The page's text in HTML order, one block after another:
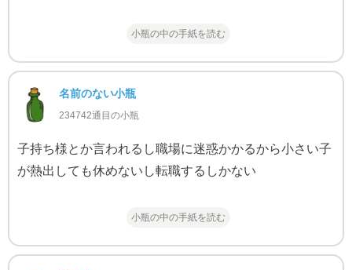
小瓶の中の手紙を読む
名前のない小瓶
234742通目の小瓶
子持ち様とか言われるし職場に迷惑かかるから小さい子
が熱出しても休めないし転職するしかない
小瓶の中の手紙を読む